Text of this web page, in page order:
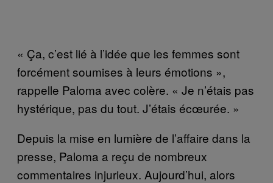
« Ça, c’est lié à l’idée que les femmes sont
forcément soumises à leurs émotions »,
rappelle Paloma avec colère. « Je n’étais pas
hystérique, pas du tout. J’étais écœurée. »
Depuis la mise en lumière de l’affaire dans la
presse, Paloma a reçu de nombreux
commentaires injurieux. Aujourd’hui, alors